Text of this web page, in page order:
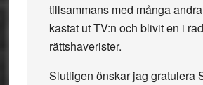
tillsammans med många
kastat ut TV:n och blivit en i
rättshaverister.
Slutligen önskar jag gratulera